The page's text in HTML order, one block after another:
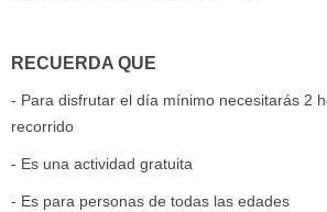
RECUERDA QUE
- Para disfrutar el día mínimo necesitarás 2
recorrido
- Es una actividad gratuita
- Es para personas de todas las edades